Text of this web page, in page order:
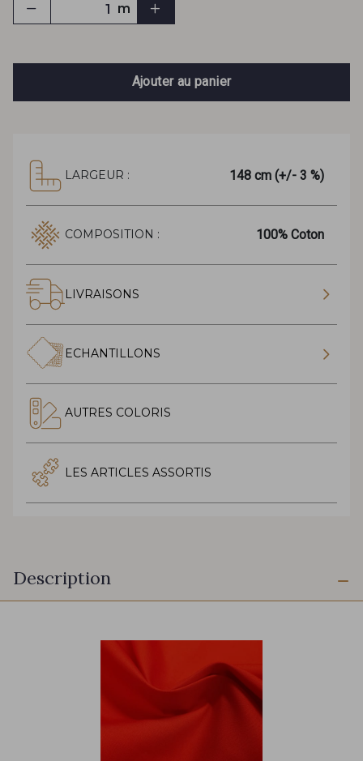
m
Ajouter au panier
LARGEUR : 148 cm (+/- 3 %)
COMPOSITION : 100% Coton
LIVRAISONS
ECHANTILLONS
AUTRES COLORIS
LES ARTICLES ASSORTIS
Description